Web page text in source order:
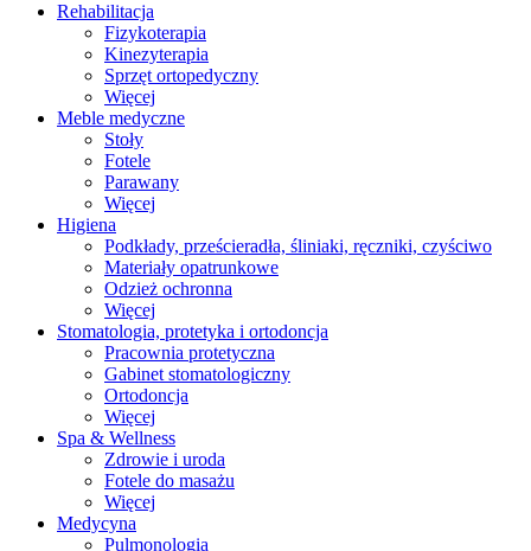
Rehabilitacja
Fizykoterapia
Kinezyterapia
Sprzęt ortopedyczny
Więcej
Meble medyczne
Stoły
Fotele
Parawany
Więcej
Higiena
Podkłady, prześcieradła, śliniaki, ręczniki, czyściwo
Materiały opatrunkowe
Odzież ochronna
Więcej
Stomatologia, protetyka i ortodoncja
Pracownia protetyczna
Gabinet stomatologiczny
Ortodoncja
Więcej
Spa & Wellness
Zdrowie i uroda
Fotele do masażu
Więcej
Medycyna
Pulmonologia